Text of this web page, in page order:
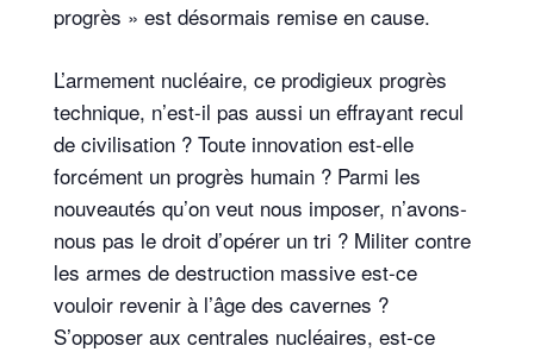
progrès » est désormais remise en cause.
L’armement nucléaire, ce prodigieux progrès
technique, n’est-il pas aussi un effrayant recul
de civilisation ? Toute innovation est-elle
forcément un progrès humain ? Parmi les
nouveautés qu’on veut nous imposer, n’avons-
nous pas le droit d’opérer un tri ? Militer contre
les armes de destruction massive est-ce
vouloir revenir à l’âge des cavernes ?
S’opposer aux centrales nucléaires, est-ce